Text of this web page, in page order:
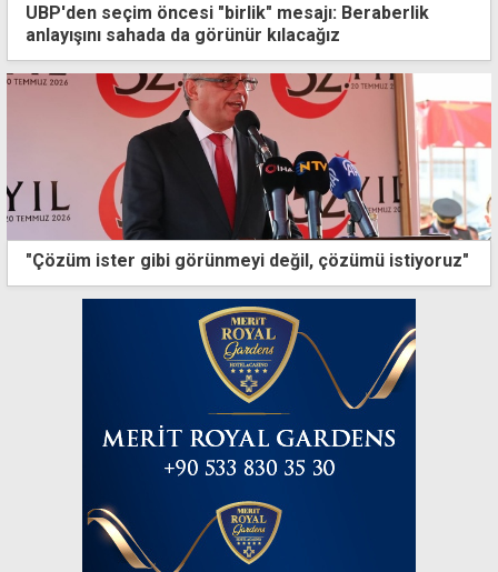
UBP'den seçim öncesi "birlik" mesajı: Beraberlik
anlayışını sahada da görünür kılacağız
"Çözüm ister gibi görünmeyi değil, çözümü istiyoruz"